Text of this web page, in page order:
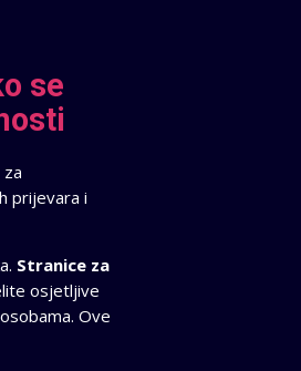
se
prijevara i
Stranice za
osjetljive
Ove